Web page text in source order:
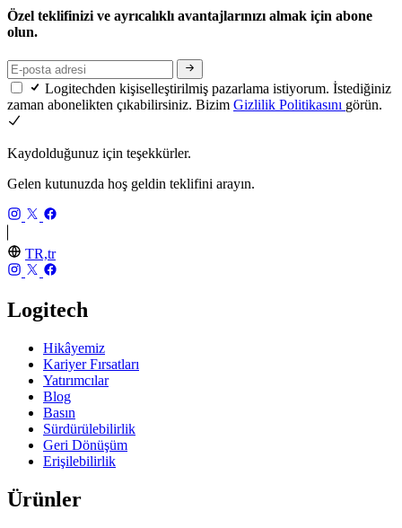
Özel teklifinizi ve ayrıcalıklı avantajlarınızı almak için abone
olun.
Logitechden kişiselleştirilmiş pazarlama istiyorum. İstediğiniz
zaman abonelikten çıkabilirsiniz. Bizim Gizlilik Politikasını görün.
Kaydolduğunuz için teşekkürler.
Gelen kutunuzda hoş geldin teklifini arayın.
TR,tr
Logitech
Hikâyemiz
Kariyer Fırsatları
Yatırımcılar
Blog
Basın
Sürdürülebilirlik
Geri Dönüşüm
Erişilebilirlik
Ürünler